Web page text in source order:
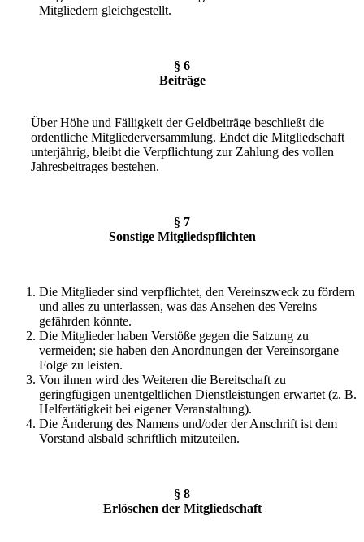
Mitgliedern gleichgestellt.
§ 6
Beiträge
Über Höhe und Fälligkeit der Geldbeiträge beschließt die
ordentliche Mitgliederversammlung. Endet die Mitgliedschaft
unterjährig, bleibt die Verpflichtung zur Zahlung des vollen
Jahresbeitrages bestehen.
§ 7
Sonstige Mitgliedspflichten
Die Mitglieder sind verpflichtet, den Vereinszweck zu fördern
und alles zu unterlassen, was das Ansehen des Vereins
gefährden könnte.
Die Mitglieder haben Verstöße gegen die Satzung zu
vermeiden; sie haben den Anordnungen der Vereinsorgane
Folge zu leisten.
Von ihnen wird des Weiteren die Bereitschaft zu
geringfügigen unentgeltlichen Dienstleistungen erwartet (z. B.
Helfertätigkeit bei eigener Veranstaltung).
Die Änderung des Namens und/oder der Anschrift ist dem
Vorstand alsbald schriftlich mitzuteilen.
§ 8
Erlöschen der Mitgliedschaft